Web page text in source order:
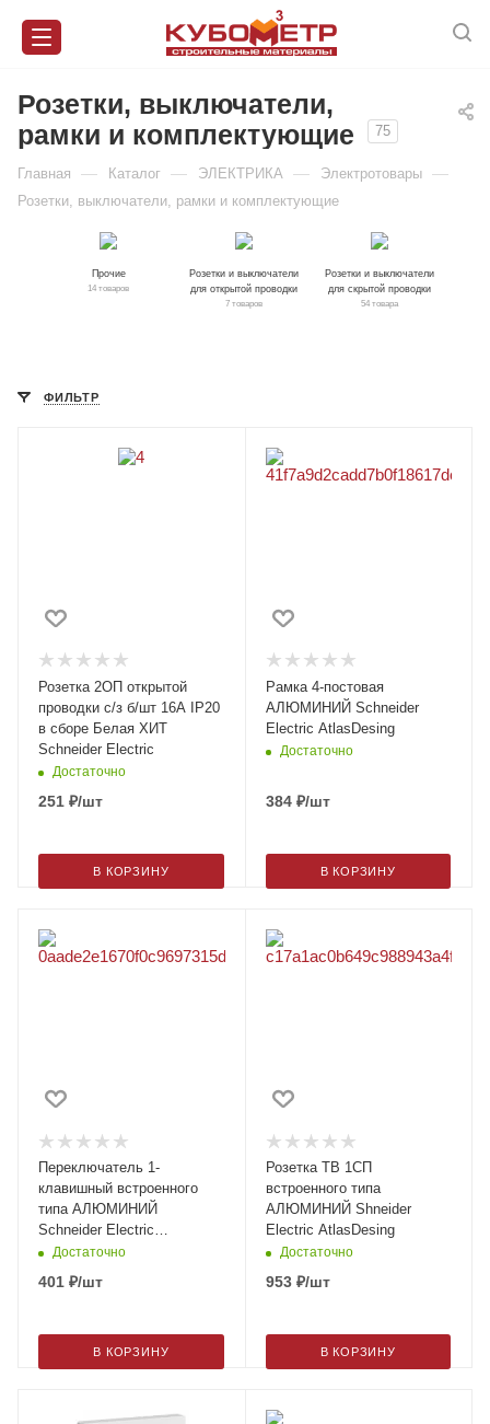
Розетки, выключатели,
рамки и комплектующие
75
Главная — Каталог — ЭЛЕКТРИКА — Электротовары —
Розетки, выключатели, рамки и комплектующие
Прочие
14 товаров
Розетки и выключатели
для открытой проводки
7 товаров
Розетки и выключатели
для скрытой проводки
54 товара
ФИЛЬТР
Розетка 2ОП открытой
проводки с/з б/шт 16А IP20
в сборе Белая ХИТ
Schneider Electric
Достаточно
251 ₽/шт
В КОРЗИНУ
Рамка 4-постовая
АЛЮМИНИЙ Schneider
Electric AtlasDesing
Достаточно
384₽/шт
В КОРЗИНУ
Переключатель 1-
клавишный встроенного
типа АЛЮМИНИЙ
Schneider Electric
AtlasDesing
Достаточно
401 ₽/шт
В КОРЗИНУ
Розетка ТВ 1СП
встроенного типа
АЛЮМИНИЙ Shneider
Electric AtlasDesing
Достаточно
953₽/шт
В КОРЗИНУ